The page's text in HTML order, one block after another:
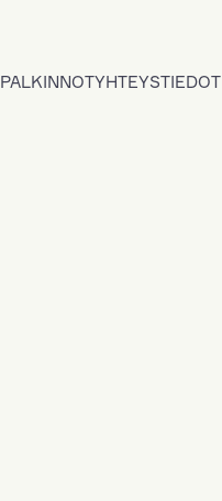
PALKINNOTYHTEYSTIEDOT